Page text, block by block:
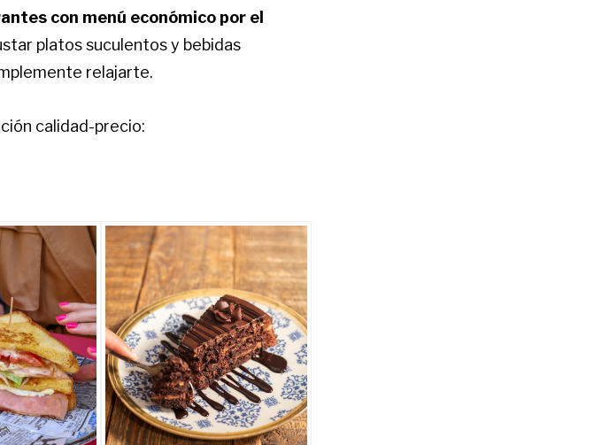
con menú económico por el
platos suculentos y bebidas
relajarte.
calidad-precio: